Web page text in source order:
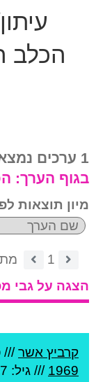
הכלב
1 ערכים נמצאו בהקשר לנושא:
בגוף הערך:
מיון תוצאות
1
הצגה על גבי
קרביץ אשר///
1969 /// גיל: 57